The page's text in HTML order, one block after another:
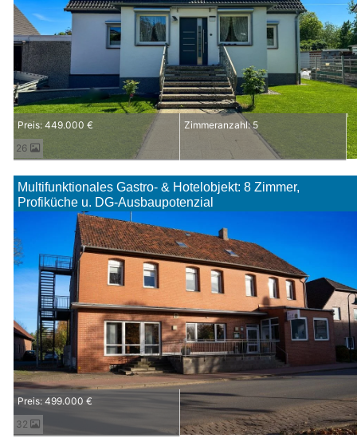
26
Preis: 449.000 € Zimmeranzahl: 5
Multifunktionales Gastro- & Hotelobjekt: 8 Zimmer,
Profiküche u. DG-Ausbaupotenzial
32
Preis: 499.000 €